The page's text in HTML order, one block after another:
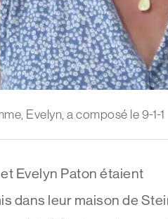
Evelyn, a composé le 9-1-1
Evelyn Paton étaient
dans leur maison de